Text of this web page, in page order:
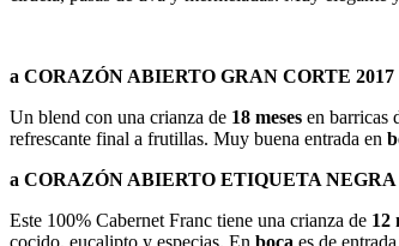
a CORAZÓN ABIERTO GRAN CORTE 2017
Un blend con una crianza de 18 meses en barricas
refrescante final a frutillas. Muy buena entrada en
a CORAZÓN ABIERTO ETIQUETA
Este 100% Cabernet Franc tiene una crianza de 12
cocido, eucalipto y especias. En boca es de